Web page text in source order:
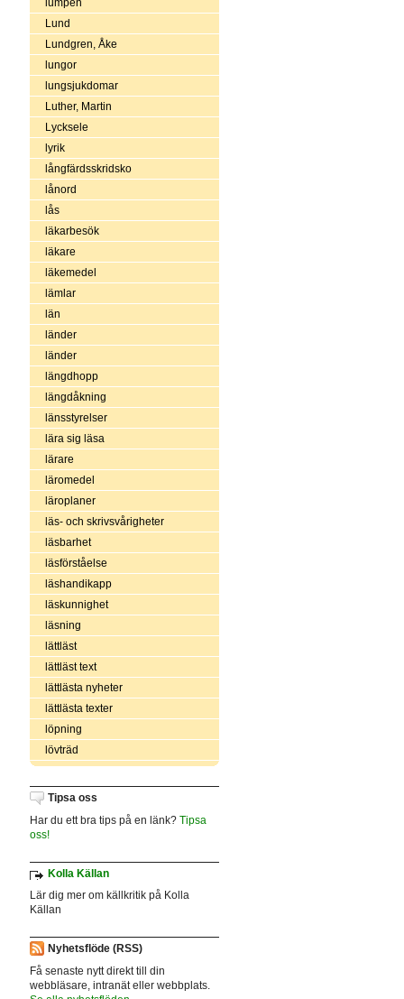
lumpen
Lund
Lundgren, Åke
lungor
lungsjukdomar
Luther, Martin
Lycksele
lyrik
långfärdsskridsko
lånord
lås
läkarbesök
läkare
läkemedel
lämlar
län
länder
länder
längdhopp
längdåkning
länsstyrelser
lära sig läsa
lärare
läromedel
läroplaner
läs- och skrivsvårigheter
läsbarhet
läsförståelse
läshandikapp
läskunnighet
läsning
lättläst
lättläst text
lättlästa nyheter
lättlästa texter
löpning
lövträd
Tipsa oss
Har du ett bra tips på en länk? Tipsa
oss!
Kolla Källan
Lär dig mer om källkritik på Kolla
Källan
Nyhetsflöde (RSS)
Få senaste nytt direkt till din
webbläsare, intranät eller webbplats.